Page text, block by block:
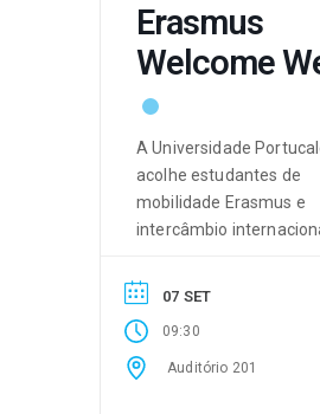
Erasmus
Welcome
A Universidade
acolhe estudantes de
mobilidade Erasmus e
intercâmbio
07 SET
09:30
Auditório 201